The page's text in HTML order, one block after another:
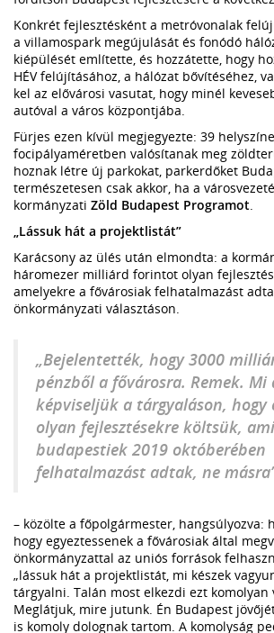
Konkrét fejlesztésként a metróvonalak
a villamospark megújulását és fonódó
kiépülését említette, és hozzátette, hogy
HÉV felújításához, a hálózat bővítéséhez,
kel az elővárosi vasutat, hogy minél
autóval a város központjába.
Fürjes ezen kívül megjegyezte: 39
focipályaméretben valósítanak meg
hoznak létre új parkokat, parkerdőket
természetesen csak akkor, ha a
kormányzati Zöld Budapest Programot
„Lássuk hát a projektlistát”
Karácsony az ülés után elmondta: a
háromezer milliárd forintot olyan
amelyekre a fővárosiak felhatalmazást
önkormányzati választáson.
„Bejelentették, hogy 3000
pénzből a fővárosra. Remek. Mi
képviseljük a tárgyaláson, hogy
olyan fejlesztésekre költsük,
budapestiek 2019 októberében
felhatalmazást adtak, ne
– közölte a főpolgármester, hangsúlyozva:
hogy egyeztessenek a fővárosiak által
önkormányzattal az uniós források
„lássuk hát a projektlistát, mi készek
tárgyalni. Talán most elkezdi ezt komolyan
Meglátjuk, mire jutunk. Én Budapest
is komoly dolognak tartom. A komolyság